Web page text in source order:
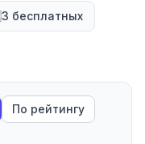
3 бесплатных
По рейтингу